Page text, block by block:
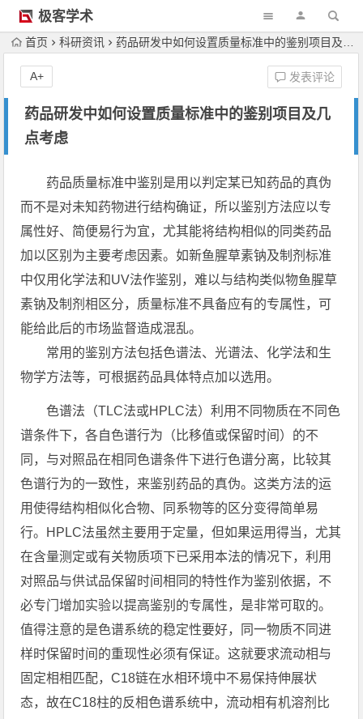
极客学术
首页 科研资讯 药品研发中如何设置质量标准中的鉴别项目及几点考虑
药品研发中如何设置质量标准中的鉴别项目及几
点考虑
发表评论
A+
药品质量标准中鉴别是用以判定某已知药品的真伪
而不是对未知药物进行结构确证，所以鉴别方法应以专
属性好、简便易行为宜，尤其能将结构相似的同类药品
加以区别为主要考虑因素。如新鱼腥草素钠及制剂标准
中仅用化学法和UV法作鉴别，难以与结构类似物鱼腥草
素钠及制剂相区分，质量标准不具备应有的专属性，可
能给此后的市场监督造成混乱。
常用的鉴别方法包括色谱法、光谱法、化学法和生
物学方法等，可根据药品具体特点加以选用。
色谱法（TLC法或HPLC法）利用不同物质在不同色
谱条件下，各自色谱行为（比移值或保留时间）的不
同，与对照品在相同色谱条件下进行色谱分离，比较其
色谱行为的一致性，来鉴别药品的真伪。这类方法的运
用使得结构相似化合物、同系物等的区分变得简单易
行。HPLC法虽然主要用于定量，但如果运用得当，尤其
在含量测定或有关物质项下已采用本法的情况下，利用
对照品与供试品保留时间相同的特性作为鉴别依据，不
必专门增加实验以提高鉴别的专属性，是非常可取的。
值得注意的是色谱系统的稳定性要好，同一物质不同进
样时保留时间的重现性必须有保证。这就要求流动相与
固定相相匹配，C18链在水相环境中不易保持伸展状
态，故在C18柱的反相色谱系统中，流动相有机溶剂比